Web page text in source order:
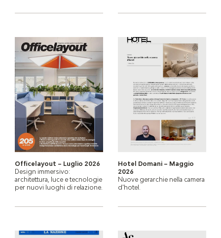
Officelayout – Luglio 2026
Design immersivo:
architettura, luce e tecnologie
per nuovi luoghi di relazione.
Hotel Domani – Maggio
2026
Nuove gerarchie nella camera
d'hotel.